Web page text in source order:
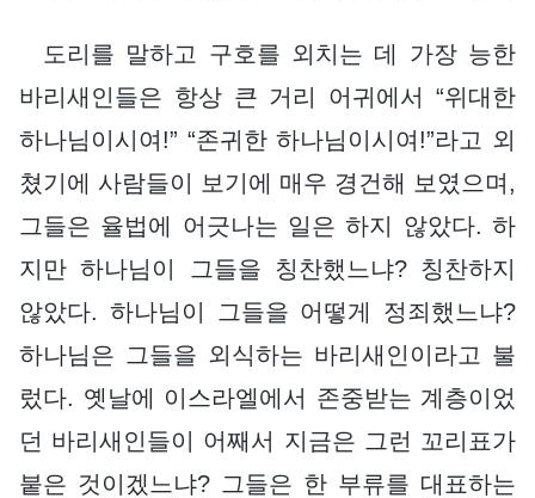
도리를 말하고 구호를 외치는 데 가장 능한
바리새인들은 항상 큰 거리 어귀에서 “위대한
하나님이시여!” “존귀한 하나님이시여!”라고 외
쳤기에 사람들이 보기에 매우 경건해 보였으며,
그들은 율법에 어긋나는 일은 하지 않았다. 하
지만 하나님이 그들을 칭찬했느냐? 칭찬하지
않았다. 하나님이 그들을 어떻게 정죄했느냐?
하나님은 그들을 외식하는 바리새인이라고 불
렀다. 옛날에 이스라엘에서 존중받는 계층이었
던 바리새인들이 어째서 지금은 그런 꼬리표가
붙은 것이겠느냐? 그들은 한 부류를 대표하는